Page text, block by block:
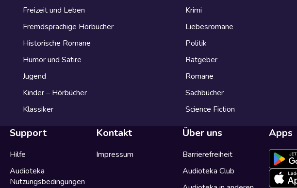
Freizeit und Leben
Fremdsprachige Hörbücher
Historische Romane
Humor und Satire
Jugend
Kinder – Hörbücher
Klassiker
Krimi
Liebesromane
Politik
Ratgeber
Romane
Sachbücher
Science Fiction
Support
Hilfe
Audioteka
Nutzungsbedingungen
Kontakt
Impressum
Über uns
Barrierefreiheit
Audioteka Club
Apps